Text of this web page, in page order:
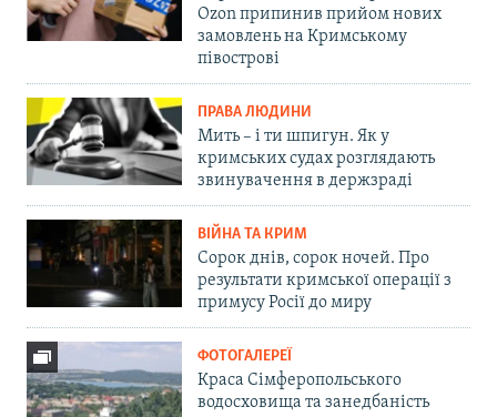
Ozon припинив прийом нових
замовлень на Кримському
півострові
ПРАВА ЛЮДИНИ
Мить – і ти шпигун. Як у
кримських судах розглядають
звинувачення в держзраді
ВІЙНА ТА КРИМ
Сорок днів, сорок ночей. Про
результати кримської операції з
примусу Росії до миру
ФОТОГАЛЕРЕЇ
Краса Сімферопольського
водосховища та занедбаність